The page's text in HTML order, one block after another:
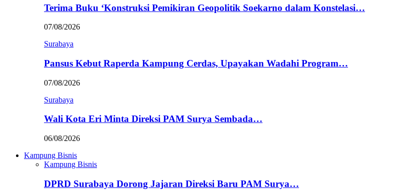
Terima Buku ‘Konstruksi Pemikiran Geopolitik Soekarno dalam Konstelasi…
07/08/2026
Surabaya
Pansus Kebut Raperda Kampung Cerdas, Upayakan Wadahi Program…
07/08/2026
Surabaya
Wali Kota Eri Minta Direksi PAM Surya Sembada…
06/08/2026
Kampung Bisnis
Kampung Bisnis
DPRD Surabaya Dorong Jajaran Direksi Baru PAM Surya…